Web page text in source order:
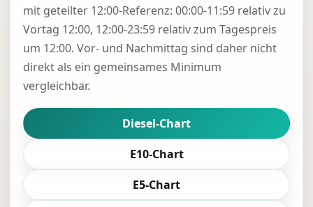
mit geteilter 12:00-Referenz: 00:00-11:59 relativ zu
Vortag 12:00, 12:00-23:59 relativ zum Tagespreis
um 12:00. Vor- und Nachmittag sind daher nicht
direkt als ein gemeinsames Minimum
vergleichbar.
Diesel-Chart
E10-Chart
E5-Chart